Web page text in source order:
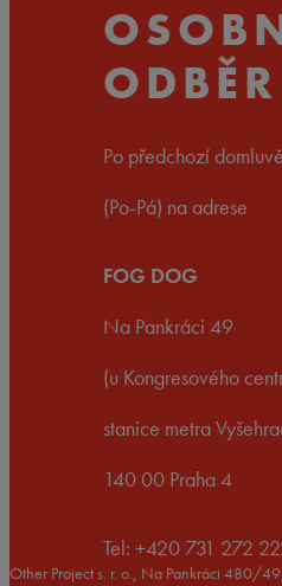
ODBĚR
Po předchozí
(Po-Pá) na adrese
FOG DOG
Na Pankráci 49
(u Kongresového
stanice metra
140 00 Praha 4
Tel: +420 731 272
Other Project s. r. o., Na Pankráci 480/